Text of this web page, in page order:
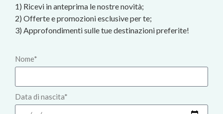
1) Ricevi in anteprima le nostre novità;
2) Offerte e promozioni esclusive per te;
3) Approfondimenti sulle tue destinazioni preferite!
Nome*
Data di nascita*